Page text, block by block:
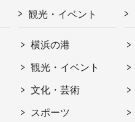
観光・イベント
横浜の港
観光・イベント
文化・芸術
スポーツ